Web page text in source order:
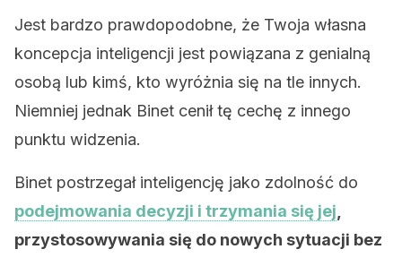
Jest bardzo prawdopodobne, że Twoja własna
koncepcja inteligencji jest powiązana z genialną
osobą lub kimś, kto wyróżnia się na tle innych.
Niemniej jednak Binet cenił tę cechę z innego
punktu widzenia.
Binet postrzegał inteligencję jako zdolność do
podejmowania decyzji i trzymania się jej
przystosowywania się do nowych sytuacji bez